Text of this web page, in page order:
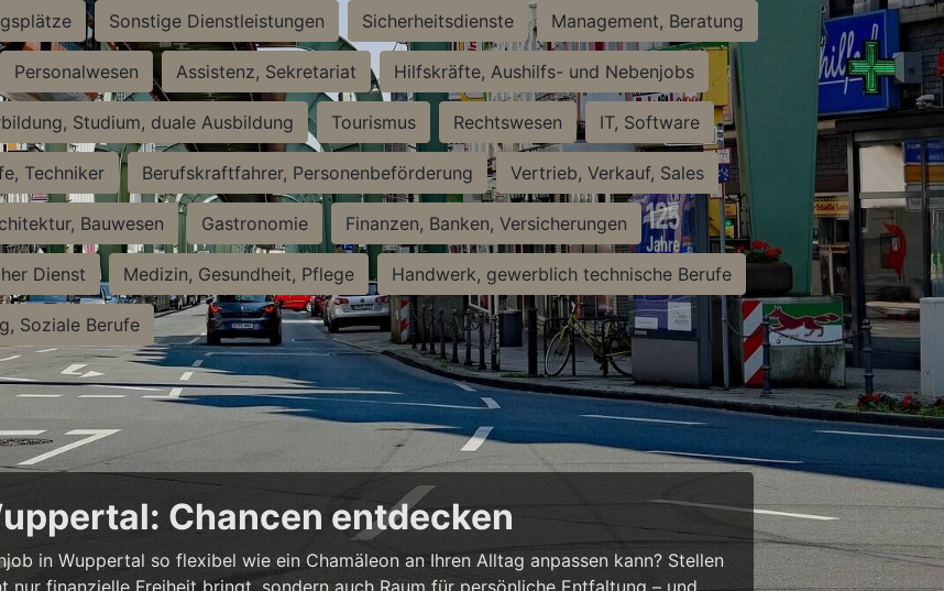
Sonstige Dienstleistungen Sicherheitsdienste Management, Beratung
Personalwesen Assistenz, Sekretariat Hilfskräfte, Aushilfs- und Nebenjobs
Studium, duale Ausbildung Tourismus Rechtswesen IT, Software
Techniker Berufskraftfahrer, Personenbeförderung Vertrieb, Verkauf, Sales
Bauwesen Gastronomie Finanzen, Banken, Versicherungen
Dienst Medizin, Gesundheit, Pflege Handwerk, gewerblich technische Berufe
Soziale Berufe
Chancen entdecken
in Wuppertal so flexibel wie ein Chamäleon an Ihren Alltag anpassen kann? Stellen